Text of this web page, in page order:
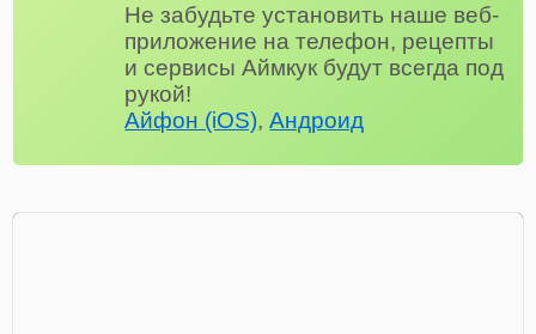
Не забудьте установить наше веб-
приложение на телефон, рецепты
и сервисы Аймкук будут всегда под
рукой!
Айфон (iOS),Андроид